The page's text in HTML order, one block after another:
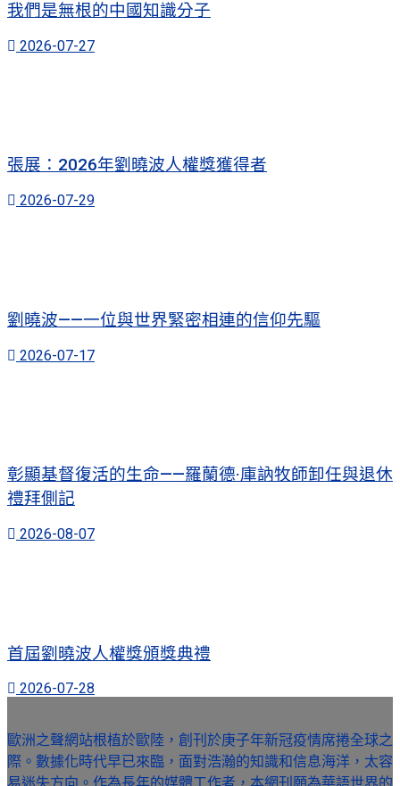
我們是無根的中國知識分子
2026-07-27
張展：2026年劉曉波人權獎獲得者
2026-07-29
劉曉波——一位與世界緊密相連的信仰先驅
2026-07-17
彰顯基督復活的生命——羅蘭德·庫訥牧師卸任與退休
禮拜側記
2026-08-07
首屆劉曉波人權獎頒獎典禮
2026-07-28
歐洲之聲網站根植於歐陸，創刊於庚子年新冠疫情席捲全球之
際。數據化時代早已來臨，面對浩瀚的知識和信息海洋，太容